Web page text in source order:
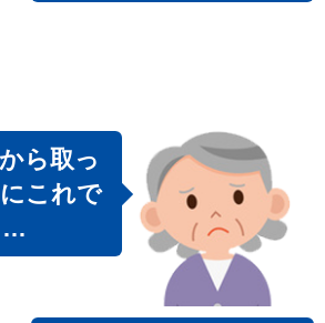
ら取っ
これで
…